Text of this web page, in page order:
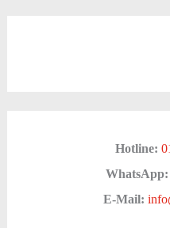
Hotline:
WhatsApp:
E-Mail: